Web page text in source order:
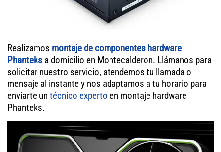
Realizamos montaje de componentes hardware
Phanteks a domicilio en Montecalderon. Llámanos para
solicitar nuestro servicio, atendemos tu llamada o
mensaje al instante y nos adaptamos a tu horario para
enviarte un técnico experto en montaje hardware
Phanteks.